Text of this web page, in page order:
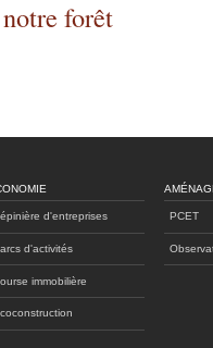
forêt
d'entreprises
d'activités
immobilière
PCET